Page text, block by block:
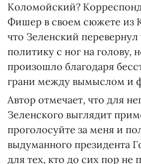
Коломойский?
Фишер в своем сюжете из
что Зеленский
политику с ног на голову,
произошло благодаря
грани между вымыслом и
Автор отмечает, что для
Зеленского выглядит
проголосуйте за меня и
выдуманного президента
для тех, кто до сих пор не